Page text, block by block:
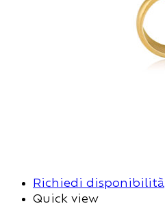
Richiedi disponibilità
Quick view